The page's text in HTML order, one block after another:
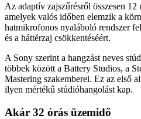
Az adaptív zajszűrésről összesen
amelyek valós időben elemzik a
hatmikrofonos nyaláboló rendszer
és a háttérzaj csökkentéséért.
A Sony szerint a hangzást neves
többek között a Battery Studios, a
Mastering szakemberei. Ez az első
ilyen mértékű stúdióhangolást kap.
Akár 32 órás üzemidő